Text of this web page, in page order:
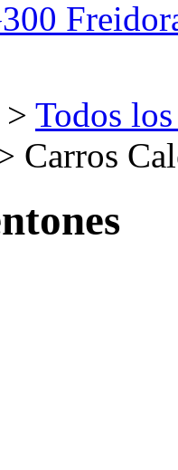
> Todos
Carros